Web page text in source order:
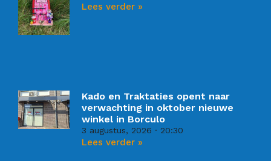
Lees verder »
Kado en Traktaties opent naar
verwachting in oktober nieuwe
winkel in Borculo
3 augustus, 2026 20:30
Lees verder »